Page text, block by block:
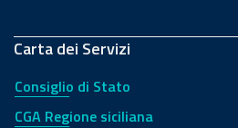
Carta dei Servizi
Consiglio di Stato
CGA Regione siciliana